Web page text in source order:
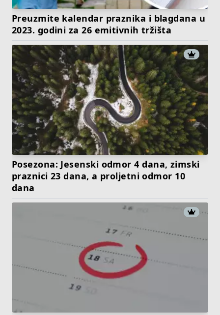
Preuzmite kalendar praznika i blagdana u
2023. godini za 26 emitivnih tržišta
Posezona: Jesenski odmor 4 dana, zimski
praznici 23 dana, a proljetni odmor 10
dana